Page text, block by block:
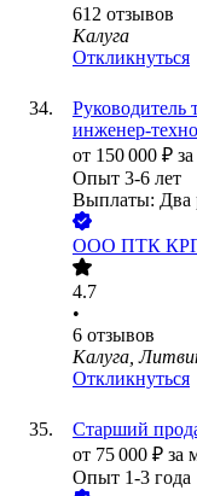
612 отзывов
Калуга
Откликнуться
Руководитель
инженер-
от 150 000 ₽
Опыт 3-6 лет
Выплаты: Два
ООО ПТК
4.7
•
6 отзывов
Калуга,
Откликнуться
Старший
от 75 000 ₽ за
Опыт 1-3 года